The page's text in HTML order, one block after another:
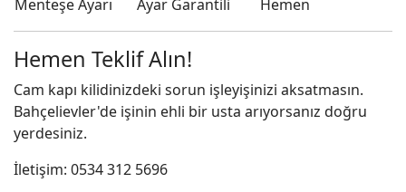
Menteşe Ayarı Ayar Garantili Hemen
Hemen Teklif Alın!
Cam kapı kilidinizdeki sorun işleyişinizi aksatmasın.
Bahçelievler'de işinin ehli bir usta arıyorsanız doğru
yerdesiniz.
İletişim: 0534 312 5696